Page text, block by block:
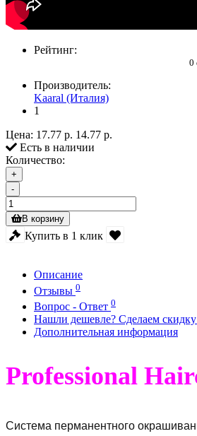
Рейтинг:
0
Производитель:
Kaaral (Италия)
1
Цена: 17.77 р. 14.77 р.
Есть в наличии
Количество:
+
-
В корзину
Купить в 1 клик
Описание
Отзывы 0
Вопрос - Ответ 0
Нашли дешевле? Сделаем
Дополнительная информация
Professional
Система перманентного